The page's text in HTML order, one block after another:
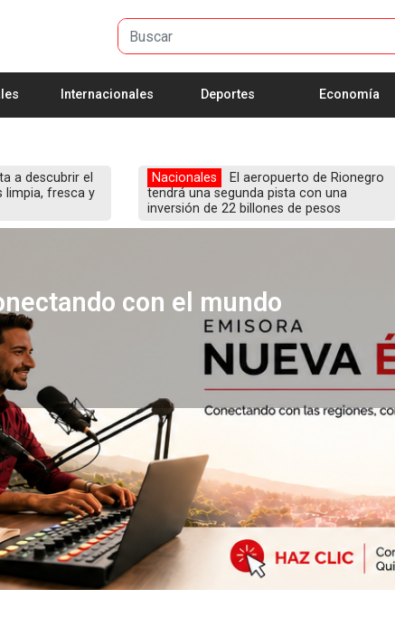
Internacionales Deportes Economía
a descubrir el
limpia, fresca y
Nacionales
El aeropuerto de Rionegro
tendrá una segunda pista con una
inversión de 22 billones de pesos
con el mundo